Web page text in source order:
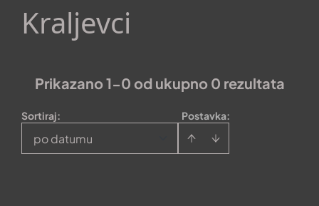
Kraljevci
Prikazano 1-0 od ukupno 0 rezultata
Postavka:
Sortiraj:
po datumu